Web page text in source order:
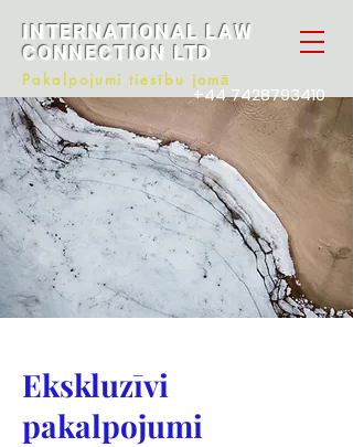
INTERNATIONAL LAW
CONNECTION LTD
Pakalpojumi tiesību jomā
+44 7428793410
Ekskluzīvi
pakalpojumi